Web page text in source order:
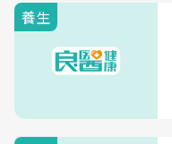
養生